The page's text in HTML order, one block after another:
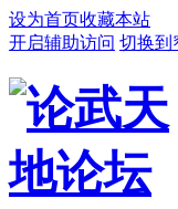
设为首页收藏本站
开启辅助访问 切换到